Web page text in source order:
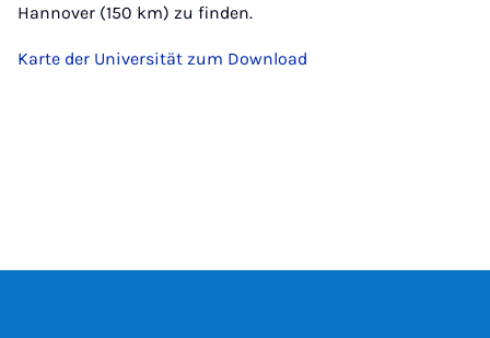
Hannover (150 km) zu finden.
Karte der Universität zum Download